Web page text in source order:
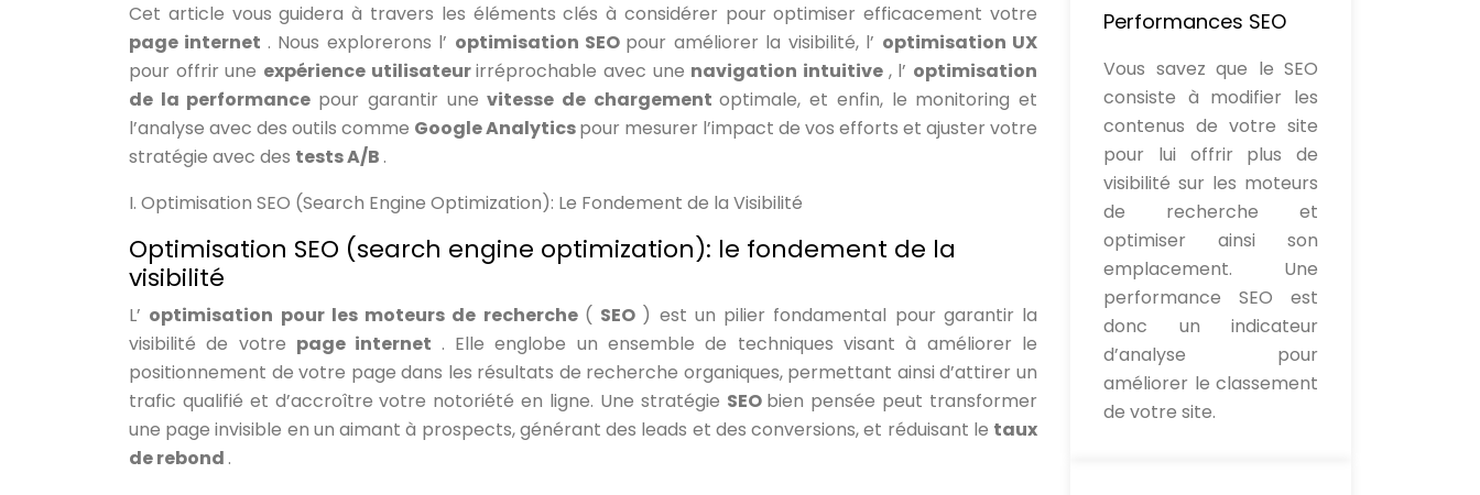
Cet article vous guidera à travers les éléments clés à considérer pour optimiser efficacement votre
page internet . Nous explorerons l’ optimisation SEO pour améliorer la visibilité, l’ optimisation UX
pour offrir une expérience utilisateurirréprochable avec une navigation intuitive , l’ optimisation
de la performance pour garantir unevitesse de chargementoptimale, et enfin, le monitoring et
l’analyse avec des outils comme Google Analyticspour mesurer l’impact de vos efforts et ajuster votre
stratégie avec des tests A/B .
I. Optimisation SEO (Search Engine Optimization): Le Fondement de la Visibilité
Optimisation SEO (search engine optimization): le fondement de la
visibilité
L’ optimisation pour les moteurs de recherche ( SEO ) est un pilier fondamental pour garantir la
visibilité de votre page internet . Elle englobe un ensemble de techniques visant à améliorer le
positionnement de votre page dans les résultats de recherche organiques, permettant ainsi d’attirer un
trafic qualifié et d’accroître votre notoriété en ligne. Une stratégie SEO bien pensée peut transformer
une page invisible en un aimant à prospects, générant des leads et des conversions, et réduisant le taux
de rebond .
Performances SEO
Vous savez que le SEO
consiste à modifier les
contenus de votre site
pour lui offrir plus de
visibilité sur les moteurs
de recherche et
optimiser ainsi son
emplacement. Une
performance SEO est
donc un indicateur
d’analyse pour
améliorer le classement
de votre site.